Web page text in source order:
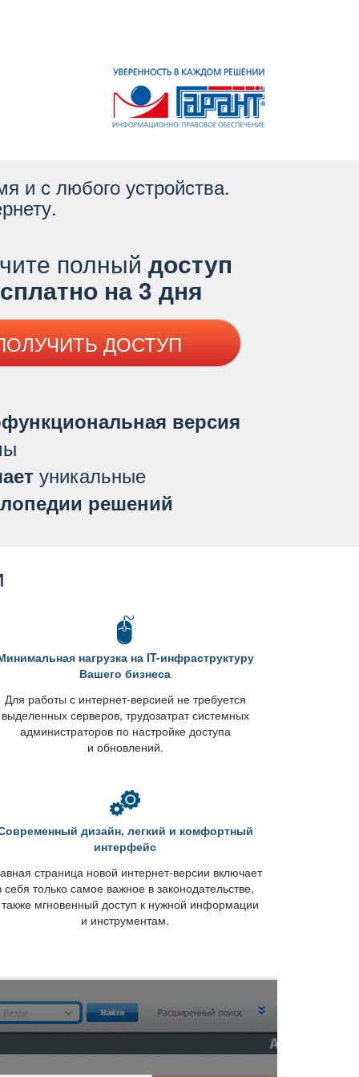
и с любого устройства.
полный доступ
на 3 дня
ДОСТУП
версия
уникальные
решений
нагрузка на IT-инфраструктуру
ашего бизнеса
Для работы с интернет-версией не требуется
ыделенных серверов, трудозатрат системных
администраторов по настройке доступа
и обновлений.
дизайн, легкий и комфортный
интерфейс
страница новой интернет-версии включает
только самое важное в законодательстве,
мгновенный доступ к нужной информации
и инструментам.